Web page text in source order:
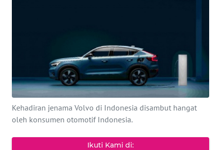
Kehadiran jenama Volvo di Indonesia disambut hangat
oleh konsumen otomotif Indonesia.
Ikuti Kami di:
NET